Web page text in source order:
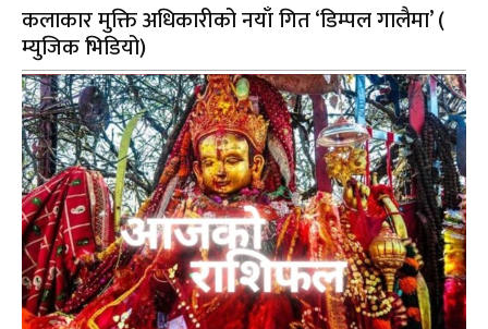
कलाकार मुक्ति अधिकारीको नयाँ गित ‘डिम्पल गालैमा’ (
म्युजिक भिडियो)